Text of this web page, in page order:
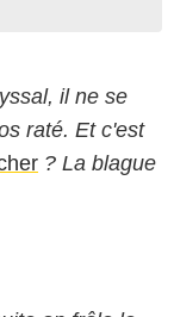
il ne se
raté. Et c'est
? La blague